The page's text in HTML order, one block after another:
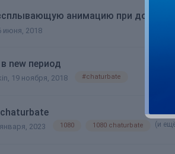
анимацию при донате?
июня, 2018
new период
19 ноября, 2018 #chaturbate
2023 1080 1080 chaturbate (и